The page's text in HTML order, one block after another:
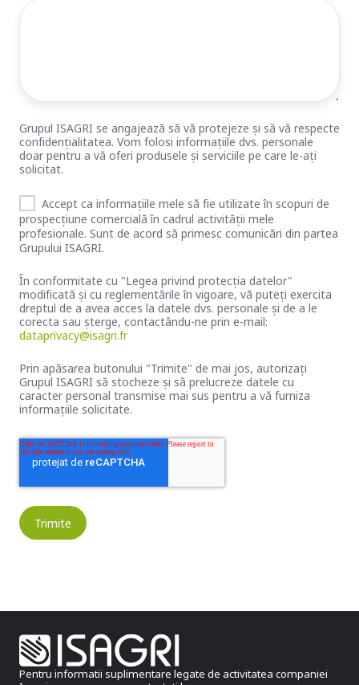
Grupul ISAGRI se angajează să vă protejeze și să vă respecte
confidențialitatea. Vom folosi informațiile dvs. personale
doar pentru a vă oferi produsele și serviciile pe care le-ați
solicitat.
Accept ca informațiile mele să fie utilizate în scopuri de
prospecțiune comercială în cadrul activității mele
profesionale. Sunt de acord să primesc comunicări din partea
Grupului ISAGRI.
În conformitate cu "Legea privind protecția datelor"
modificată și cu reglementările în vigoare, vă puteți exercita
dreptul de a avea acces la datele dvs. personale și de a le
corecta sau șterge, contactându-ne prin e-mail:
dataprivacy@isagri.fr
Prin apăsarea butonului "Trimite" de mai jos, autorizați
Grupul ISAGRI să stocheze și să prelucreze datele cu
caracter personal transmise mai sus pentru a vă furniza
informațiile solicitate.
Pentru informatii suplimentare legate de activitatea companiei